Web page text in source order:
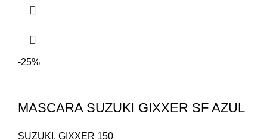
-25%
MASCARA SUZUKI GIXXER SF AZUL
SUZUKI , GIXXER 150